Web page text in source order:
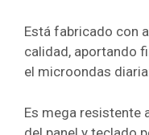
Está fabricado con
calidad, aportando
el microondas
Es mega resistente